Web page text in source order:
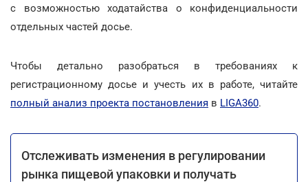
с возможностью ходатайства о конфиденциальности
отдельных частей досье.
Чтобы детально разобраться в требованиях к
регистрационному досье и учесть их в работе, читайте
полный анализ проекта постановления в LIGA360.
Отслеживать изменения в регулировании
рынка пищевой упаковки и получать